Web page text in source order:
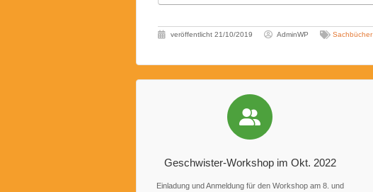
veröffentlicht 21/10/2019 AdminWP Sachbücher
Geschwister-Workshop im Okt. 2022
Einladung und Anmeldung für den Workshop am 8. und